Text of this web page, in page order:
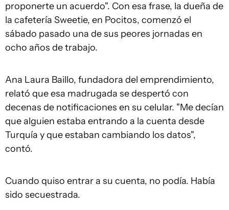
proponerte un acuerdo". Con esa frase, la dueña de
la cafetería Sweetie, en Pocitos, comenzó el
sábado pasado una de sus peores jornadas en
ocho años de trabajo.
Ana Laura Baillo, fundadora del emprendimiento,
relató que esa madrugada se despertó con
decenas de notificaciones en su celular. "Me decían
que alguien estaba entrando a la cuenta desde
Turquía y que estaban cambiando los datos",
contó.
Cuando quiso entrar a su cuenta, no podía. Había
sido secuestrada.